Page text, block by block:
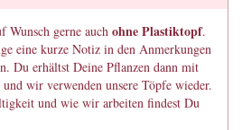
Wunsch gerne auch ohne Plastiktopf.
eine kurze Notiz in den Anmerkungen
Du erhältst Deine Pflanzen dann mit
wir verwenden unsere Töpfe wieder.
und wie wir arbeiten findest Du